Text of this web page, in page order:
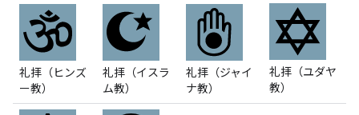
礼拝（ヒンズ
ー教）
礼拝（イスラ
ム教）
礼拝（ジャイ
ナ教）
礼拝（ユダヤ
教）